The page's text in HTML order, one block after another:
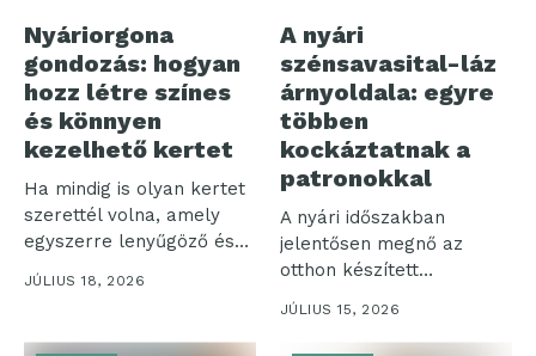
Nyáriorgona
gondozás: hogyan
hozz létre színes
és könnyen
kezelhető kertet
Ha mindig is olyan kertet
szerettél volna, amely
egyszerre lenyűgöző és
nem...
JÚLIUS 18, 2026
A nyári
szénsavasital-láz
árnyoldala: egyre
többen
kockáztatnak a
patronokkal
A nyári időszakban
jelentősen megnő az
otthon készített
szénsavas italok iránti
JÚLIUS 15, 2026